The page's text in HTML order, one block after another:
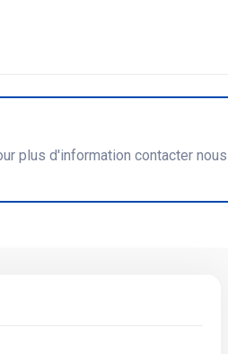
plus d'information contacter nous